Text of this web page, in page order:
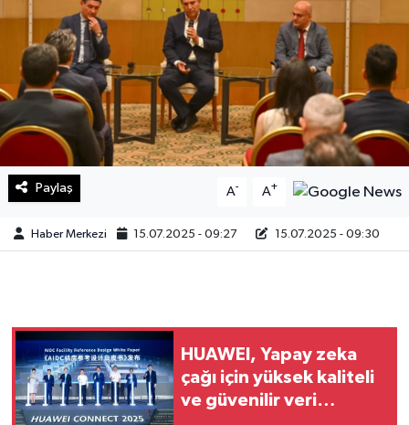
Paylaş A- A+
Haber Merkezi 15.07.2025 - 09:27 15.07.2025 - 09:30
HUAWEI, Yapay zeka
çağı için yüksek kaliteli
ve güvenilir veri
Sağlık
Teknoloji
Yaşam